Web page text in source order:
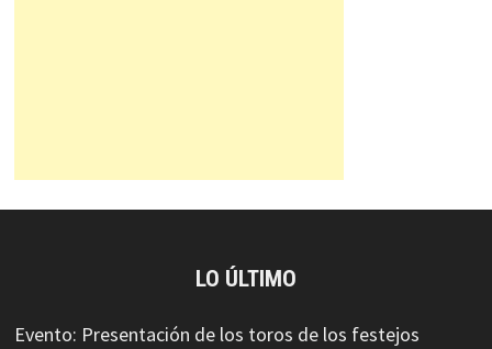
LO ÚLTIMO
Evento: Presentación de los toros de los festejos